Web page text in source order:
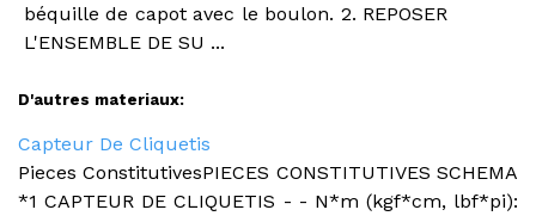
béquille de capot avec le boulon. 2. REPOSER
L'ENSEMBLE DE SU ...
D'autres materiaux:
Capteur De Cliquetis
Pieces ConstitutivesPIECES CONSTITUTIVES SCHEMA
*1 CAPTEUR DE CLIQUETIS - - N*m (kgf*cm, lbf*pi):